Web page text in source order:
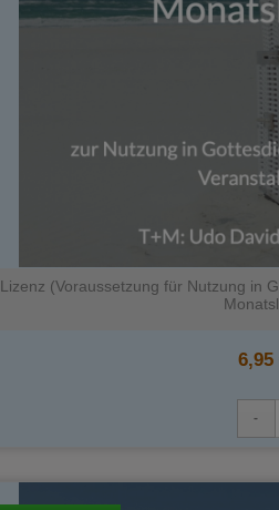
Lizenz (Voraussetzung für Nutzung in
6,95